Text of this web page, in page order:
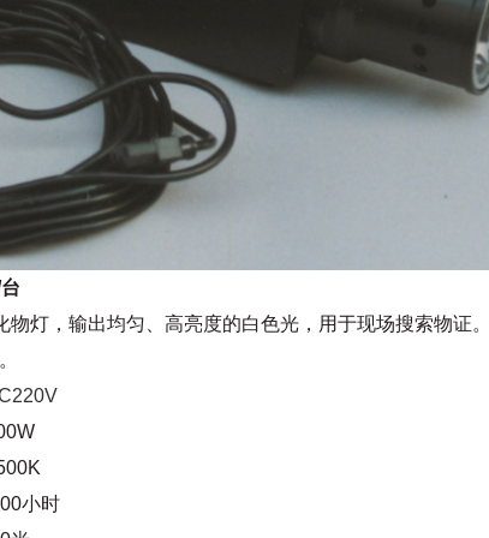
灯，输出均匀、高亮度的白色光，用于现场搜索物证
小时